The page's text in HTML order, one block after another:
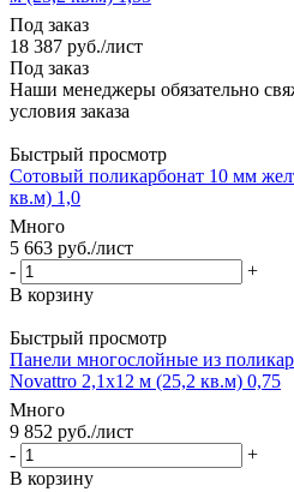
Под заказ
18 387 руб./лист
Под заказ
Наши менеджеры обязательно
условия заказа
Быстрый просмотр
Сотовый поликарбонат 10 мм
кв.м) 1,0
Много
5 663 руб./лист
-
+
В корзину
Быстрый просмотр
Панели многослойные из
Novattro 2,1х12 м (25,2 кв.м) 0,75
Много
9 852 руб./лист
-
+
В корзину